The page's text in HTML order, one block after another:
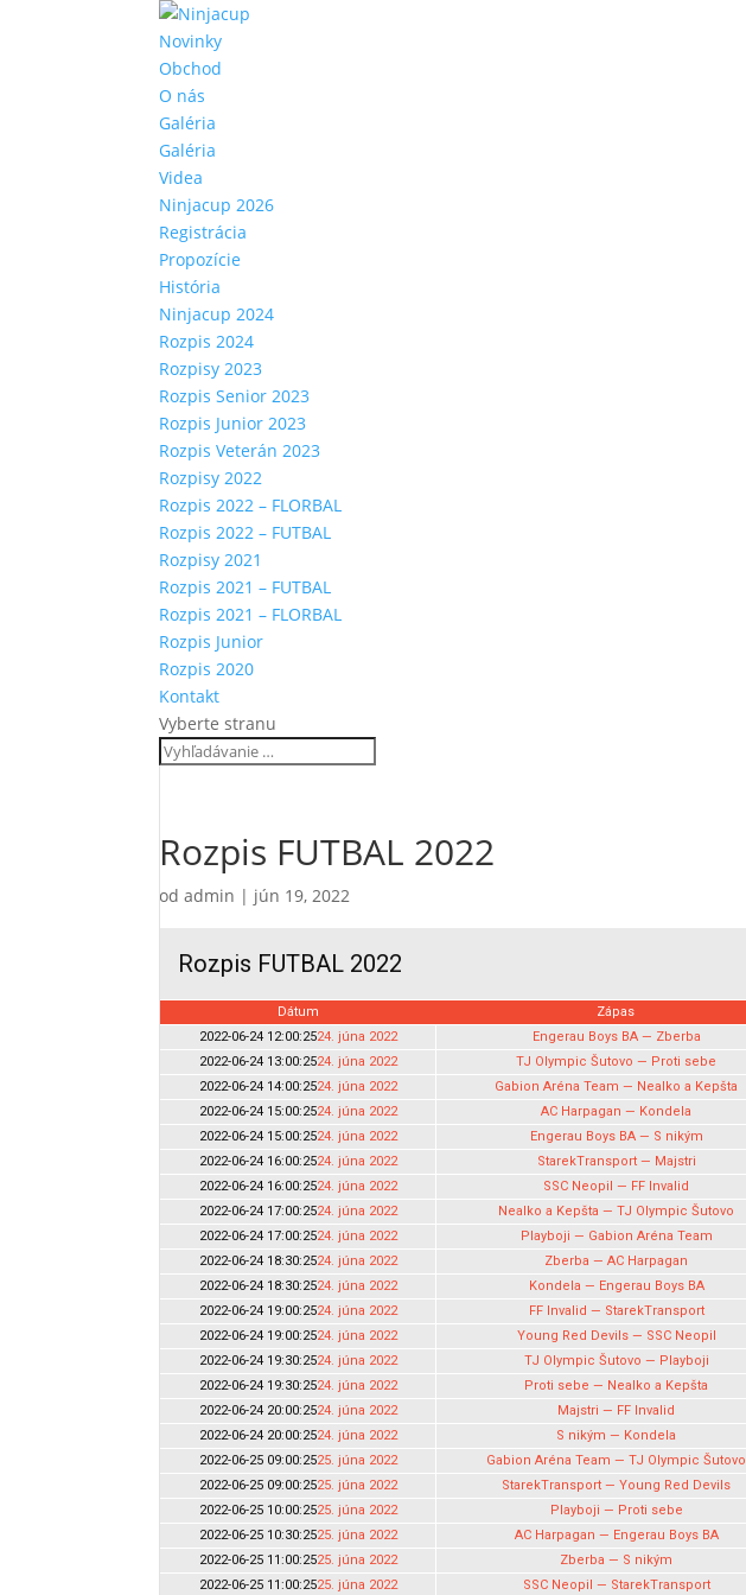
Novinky
Obchod
O nás
Galéria
Galéria
Videa
Ninjacup 2026
Registrácia
Propozície
História
Ninjacup 2024
Rozpis 2024
Rozpisy 2023
Rozpis Senior 2023
Rozpis Junior 2023
Rozpis Veterán 2023
Rozpisy 2022
Rozpis 2022 – FLORBAL
Rozpis 2022 – FUTBAL
Rozpisy 2021
Rozpis 2021 – FUTBAL
Rozpis 2021 – FLORBAL
Rozpis Junior
Rozpis 2020
Kontakt
Vyberte stranu
Rozpis FUTBAL 2022
odadmin | jún 19, 2022
Rozpis FUTBAL 2022
Dátum Zápas
2022-06-24 12:00:2524. júna 2022 Engerau Boys BA — Zberba
2022-06-24 13:00:2524. júna 2022 TJ Olympic Šutovo — Proti sebe
2022-06-24 14:00:2524. júna 2022 Gabion Aréna Team — Nealko a Kepšta
2022-06-24 15:00:2524. júna 2022 AC Harpagan — Kondela
2022-06-24 15:00:2524. júna 2022 Engerau Boys BA — S nikým
2022-06-24 16:00:2524. júna 2022 StarekTransport — Majstri
2022-06-24 16:00:2524. júna 2022 SSC Neopil — FF Invalid
2022-06-24 17:00:2524. júna 2022 Nealko a Kepšta — TJ Olympic Šutovo
2022-06-24 17:00:2524. júna 2022 Playboji — Gabion Aréna Team
2022-06-24 18:30:2524. júna 2022 Zberba — AC Harpagan
2022-06-24 18:30:2524. júna 2022 Kondela — Engerau Boys BA
2022-06-24 19:00:2524. júna 2022 FF Invalid — StarekTransport
2022-06-24 19:00:2524. júna 2022 Young Red Devils — SSC Neopil
2022-06-24 19:30:2524. júna 2022 TJ Olympic Šutovo — Playboji
2022-06-24 19:30:2524. júna 2022 Proti sebe — Nealko a Kepšta
2022-06-24 20:00:2524. júna 2022 Majstri — FF Invalid
2022-06-24 20:00:2524. júna 2022 S nikým — Kondela
2022-06-25 09:00:2525. júna 2022 Gabion Aréna Team — TJ Olympic Šutovo
2022-06-25 09:00:2525. júna 2022 StarekTransport — Young Red Devils
2022-06-25 10:00:2525. júna 2022 Playboji — Proti sebe
2022-06-25 10:30:2525. júna 2022 AC Harpagan — Engerau Boys BA
2022-06-25 11:00:2525. júna 2022 Zberba — S nikým
2022-06-25 11:00:2525. júna 2022 SSC Neopil — StarekTransport